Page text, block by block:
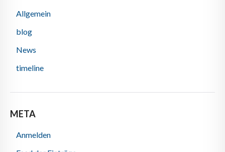
Allgemein
blog
News
timeline
META
Anmelden